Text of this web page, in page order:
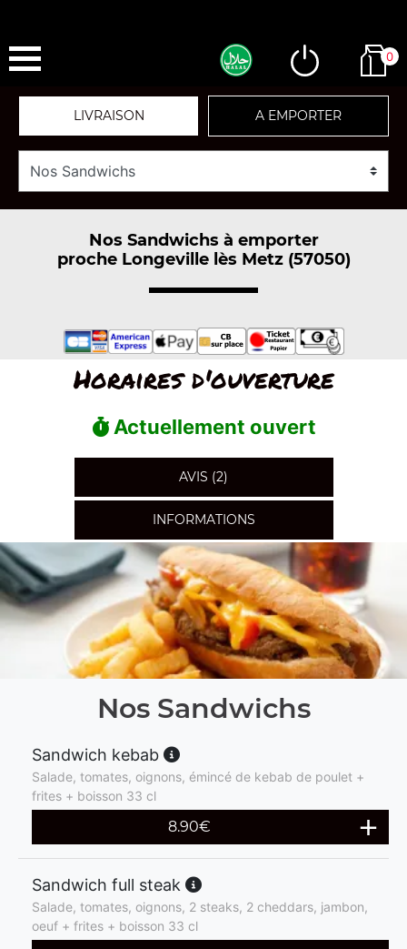
0
LIVRAISON A EMPORTER
Nos Sandwichs à emporter
proche Longeville lès Metz (57050)
Horaires d'ouverture
Actuellement ouvert
AVIS (2)
INFORMATIONS
Nos Sandwichs
Sandwich kebab
Salade, tomates, oignons, émincé de kebab de poulet +
frites + boisson 33 cl
8.90€
Sandwich full steak
Salade, tomates, oignons, 2 steaks, 2 cheddars, jambon,
oeuf + frites + boisson 33 cl